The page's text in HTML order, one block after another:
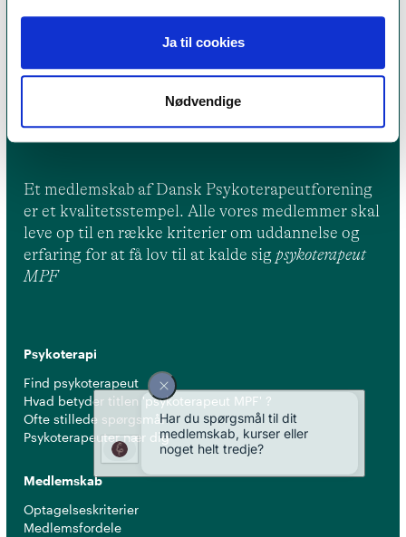
Ja til cookies
Nødvendige
Et medlemskab af Dansk Psykoterapeutforening
er et kvalitetsstempel. Alle vores medlemmer skal
leve op til en række kriterier om uddannelse og
erfaring for at få lov til at kalde sig psykoterapeut
MPF
Psykoterapi
Find psykoterapeut
Hvad betyder titlen 'psykoterapeut MPF' ?
Ofte stillede spørgsmål
Psykoterapeuter nær dig
Medlemskab
Optagelseskriterier
Medlemsfordele